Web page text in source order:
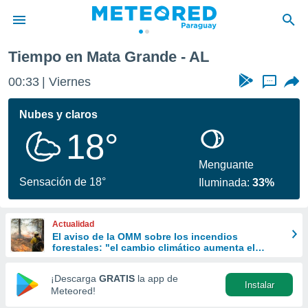
de
ha
calidad.
a este
las
y
forma
digital
basada
Tiempo en Mata Grande - AL
00:33 Viernes ...
Nubes y claros
18°
Sensación de 18°
Menguante
Iluminada:33%
Actualidad
El aviso de la OMM sobre los incendios
forestales: "el cambio climático aumenta el
¡Descarga GRATIS la app de
Meteored!
Instalar